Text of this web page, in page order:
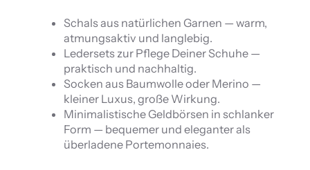
Schals aus natürlichen Garnen — warm,
atmungsaktiv und langlebig.
Ledersets zur Pflege Deiner Schuhe —
praktisch und nachhaltig.
Socken aus Baumwolle oder Merino —
kleiner Luxus, große Wirkung.
Minimalistische Geldbörsen in schlanker
Form — bequemer und eleganter als
überladene Portemonnaies.